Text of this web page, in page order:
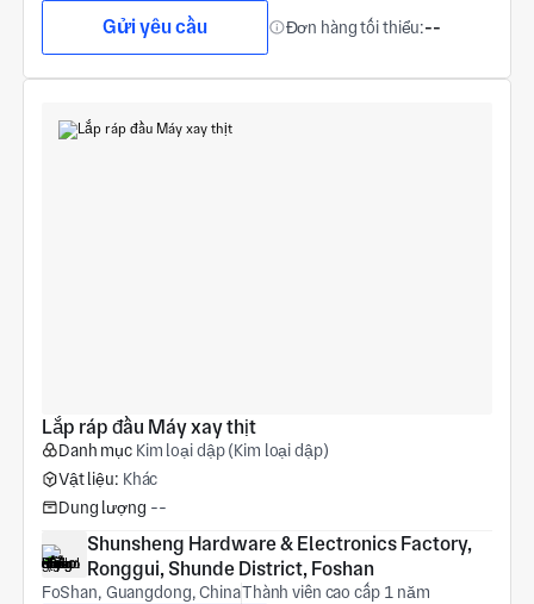
Gửi yêu cầu Đơn hàng tối thiểu:--
Lắp ráp đầu Máy xay thịt
Danh mục Kim loại dập (Kim loại dập)
Vật liệu: Khác
Dung lượng --
Shunsheng Hardware & Electronics Factory,
Ronggui, Shunde District, Foshan
FoShan, Guangdong, ChinaThành viên cao cấp 1 năm